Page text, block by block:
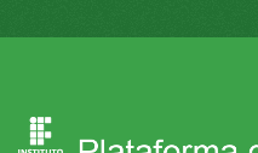
para